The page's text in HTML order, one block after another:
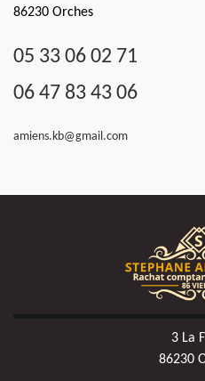
86230 Orches
05 33 06 02 71
06 47 83 43 06
amiens.kb@gmail.com
3 La
86230